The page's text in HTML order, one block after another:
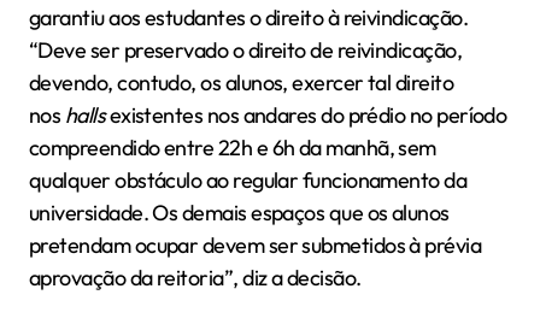
garantiu aos estudantes o direito à reivindicação.
“Deve ser preservado o direito de reivindicação,
devendo, contudo, os alunos, exercer tal direito
nos hallsexistentes nos andares do prédio no período
compreendido entre 22h e 6h da manhã, sem
qualquer obstáculo ao regular funcionamento da
universidade. Os demais espaços que os alunos
pretendam ocupar devem ser submetidos à prévia
aprovação da reitoria”, diz a decisão.